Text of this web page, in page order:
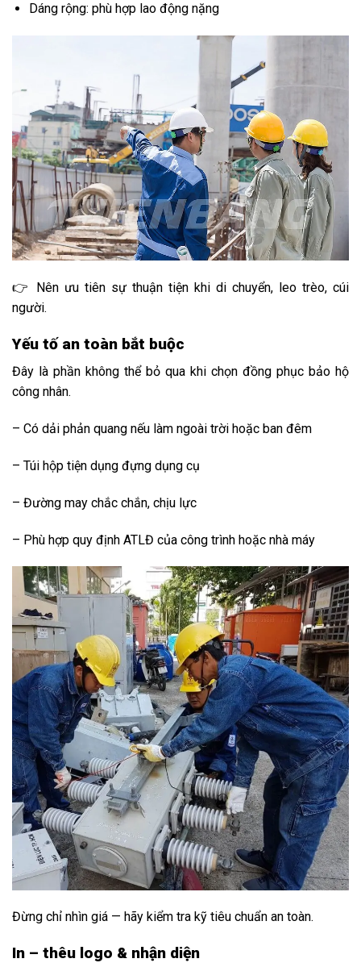
Dáng rộng: phù hợp lao động nặng
👉 Nên ưu tiên sự thuận tiện khi di chuyển, leo trèo, cúi
người.
Yếu tố an toàn bắt buộc
Đây là phần không thể bỏ qua khi chọn đồng phục bảo hộ
công nhân.
– Có dải phản quang nếu làm ngoài trời hoặc ban đêm
– Túi hộp tiện dụng đựng dụng cụ
– Đường may chắc chắn, chịu lực
– Phù hợp quy định ATLĐ của công trình hoặc nhà máy
Đừng chỉ nhìn giá — hãy kiểm tra kỹ tiêu chuẩn an toàn.
In – thêu logo & nhận diện